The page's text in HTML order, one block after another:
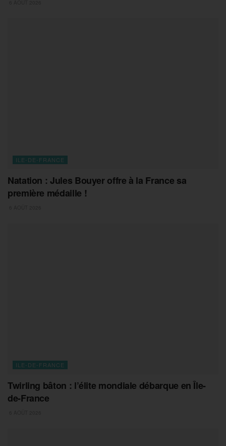
ILE-DE-FRANCE
Natation : Jules Bouyer offre à la France sa
première médaille !
ILE-DE-FRANCE
Twirling bâton : l’élite mondiale débarque en Île-
de-France